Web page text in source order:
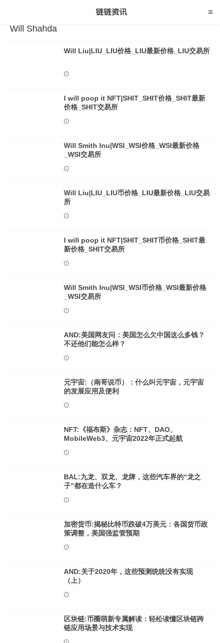
Will Shahda
Will Liu|LIU_LIU价格_LIU最新价格_LIU交易所
I will poop it NFT|SHIT_SHIT价格_SHIT最新
价格_SHIT交易所
Will Smith Inu|WSI_WSI价格_WSI最新价格
_WSI交易所
Will Liu|LIU_LIU币价格_LIU最新价格_LIU交易
所
I will poop it NFT|SHIT_SHIT币价格_SHIT最
新价格_SHIT交易所
Will Smith Inu|WSI_WSI币价格_WSI最新价格
_WSI交易所
AND:美国网友问：美国怎么欠中国这么多钱？
不还他们能怎么样？
元宇宙:（南哥说币）：什么叫元宇宙，元宇宙
的发展应用及便利
NFT:《福布斯》杂志：NFT、DAO、
MobileWeb3、元宇宙2022年正式起航
BAL:九龙、双龙、龙牌，这些汽车界的“龙之
子”都在造什么车？
加密货币:揭秘比特币跌破4万美元：各国货币政
策调整，美国强监管预期
AND:关于2020年，这些预测统统没有实现
（上）
区块链:币圈萌新专属解读：轻松读懂区块链跨
链应用场景与技术实现